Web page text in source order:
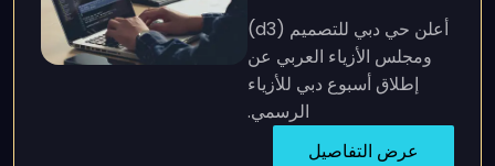
أعلن حي دبي للتصميم (d3)
ومجلس الأزياء العربي عن
إطلاق أسبوع دبي للأزياء
الرسمي.
عرض التفاصيل